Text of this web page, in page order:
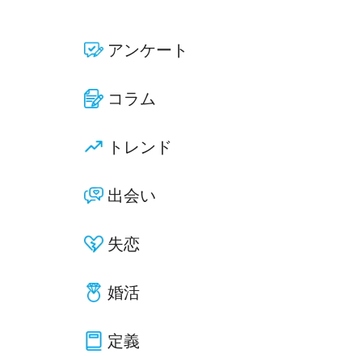
アンケート
コラム
トレンド
出会い
失恋
婚活
定義